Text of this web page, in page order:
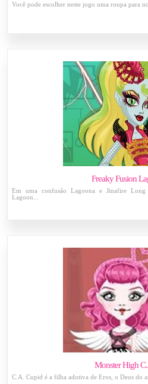
Você pode escolher neste jogo uma roupa para
Freaky Fusion
Em uma confusão Lagoona e Jinafire Long
Lagoon...
Monster High
C.A. Cupid é a filha adotiva de Eros, o Deus do